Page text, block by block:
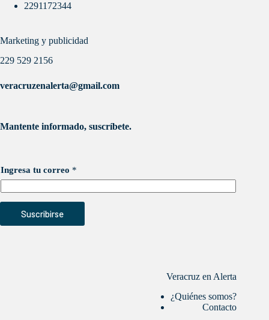
2291172344
Marketing y publicidad
229 529 2156
veracruzenalerta@gmail.com
Mantente informado, suscríbete.
Ingresa tu correo *
Suscribirse
Veracruz en Alerta
¿Quiénes somos?
Contacto